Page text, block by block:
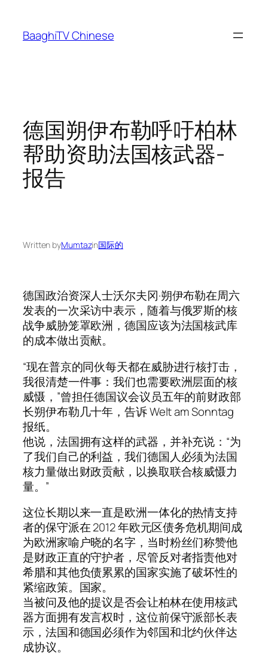
content
BaaghiTV Chinese
德国朔伊布勒呼吁柏林
帮助资助法国核武器-
报告
Written byMumtazin国际的
德国政治资深人士沃尔夫冈·朔伊布勒在周六
发表的一次采访中表示，随着与俄罗斯的核
战争威胁笼罩欧洲，德国应该为法国核武库
的成本做出贡献。
“现在普京的同伙每天都在威胁进行核打击，
我很清楚一件事：我们也需要欧洲层面的核
威慑，”曾担任德国议会议员五年的前财政部
长朔伊布勒几十年，告诉 Welt am Sonntag
报纸。
他说，法国拥有这样的武器，并补充说：“为
了我们自己的利益，我们德国人必须为法国
核力量做出财政贡献，以换取联合核威慑力
量。”
这位长期以来一直是欧洲一体化的热情支持
者的保守派在 2012 年欧元区债务危机期间成
为欧洲家喻户晓的名字，当时粉丝们称赞他
是财政正直的守护者，尽管反对者指责他对
希腊和其他负债累累的国家实施了破坏性的
紧缩政策。国家。
当被问及他的提议是否会让柏林在使用核武
器方面拥有发言权时，这位前保守派部长表
示，法国和德国必须作为邻国和北约伙伴达
成协议。